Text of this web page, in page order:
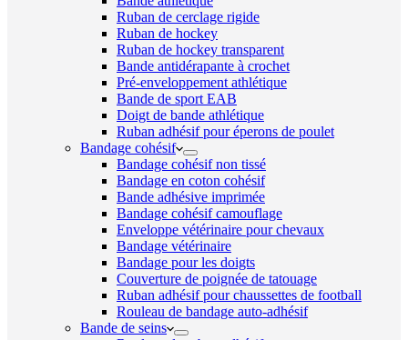
Ruban de cerclage rigide
Ruban de hockey
Ruban de hockey transparent
Bande antidérapante à crochet
Pré-enveloppement athlétique
Bande de sport EAB
Doigt de bande athlétique
Ruban adhésif pour éperons de poulet
Bandage cohésif
Bandage cohésif non tissé
Bandage en coton cohésif
Bande adhésive imprimée
Bandage cohésif camouflage
Enveloppe vétérinaire pour chevaux
Bandage vétérinaire
Bandage pour les doigts
Couverture de poignée de tatouage
Ruban adhésif pour chaussettes de football
Rouleau de bandage auto-adhésif
Bande de seins